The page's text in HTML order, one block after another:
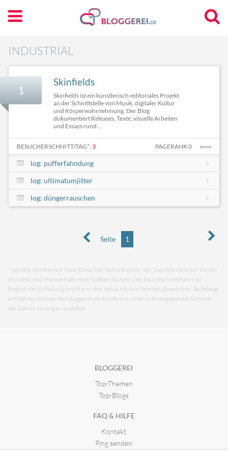
INDUSTRIAL
1
Skinfields
Skinfields ist ein künstlerisch-editoriales Projekt
an der Schnittstelle von Musik, digitaler Kultur
und Körperwahrnehmung. Der Blog
dokumentiert Releases, Texte, visuelle Arbeiten
und Essays rund ...
BESUCHERSCHNITT/TAG*: 3 PAGERANK 0
log: pufferfahndung
log: ultimatumjitter
log: düngerrauschen
Seite 1
* gezählt werden nur reale Besucher, keine Robots, etc. Gezählt wird nur ein Hit
pro Visit und IP innerhalb einer halben Stunde. Der Durchschnitt kann zu
Beginn der Erfassung leicht von den tatsächlichen Werten abweichen. Achtung:
erfolgt der Einbau des bloggerei.de-Publicons nicht ordnungsgemäß, können
die Zahlen niedriger ausfallen.
BLOGGEREI
Top-Themen
Top-Blogs
FAQ & HILFE
Kontakt
Ping senden